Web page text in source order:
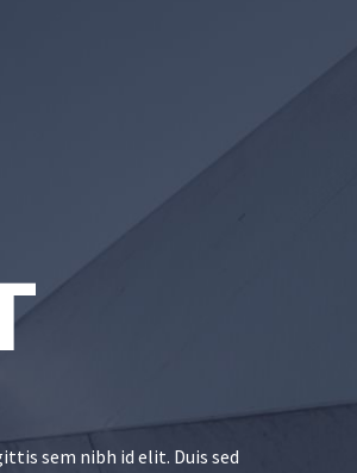
sem nibh id elit. Duis sed